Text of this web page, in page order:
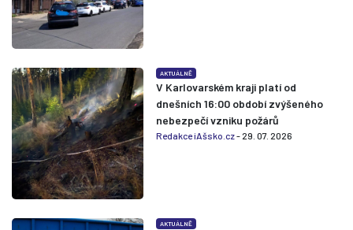
AKTUÁLNĚ
V Karlovarském kraji platí od
dnešních 16:00 období zvýšeného
nebezpečí vzniku požárů
Redakce iAšsko.cz- 29. 07. 2026
AKTUÁLNĚ